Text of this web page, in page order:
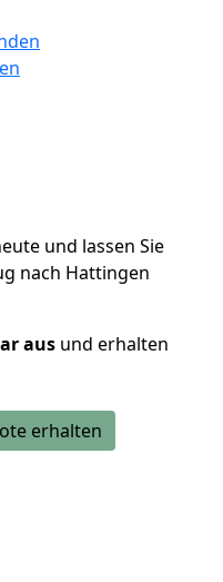
und lassen Sie
nach Hattingen
aus und erhalten
erhalten